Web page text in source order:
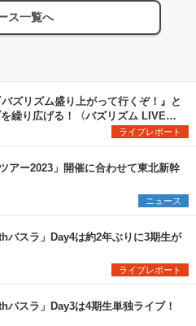
ス一覧へ
ズリズム盛り上がって行くぞ！』と
繰り広げる！〈バズリズム LIVE
ライブレポート
アー2023」開催に合わせて東北新幹
ニュース
バスラ」Day4は約2年ぶりに3期生が
ライブレポート
バスラ」Day3は4期生単独ライブ！